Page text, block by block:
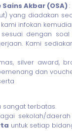
Akbar (OSA):
yang diadakan
infokan
dengan
Kami
silver award,
dan
sangat terbatas.
sekolah/
untuk setiap